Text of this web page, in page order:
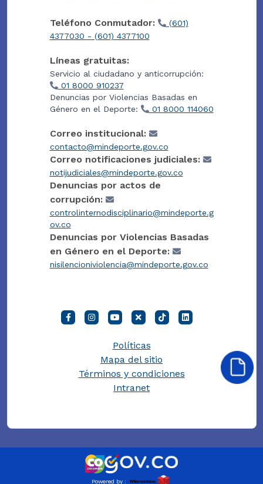
Teléfono Conmutador:
(601)
4377030 - (601) 4377100
Líneas gratuitas:
Servicio al ciudadano y anticorrupción:
01 8000 910237
Denuncias por Violencias Basadas en
Género en el Deporte:
01 8000 114060
Correo institucional:
contacto@mindeporte.gov.co
Correo notificaciones judiciales:
notijudiciales@mindeporte.gov.co
Denuncias por actos de
corrupción:
controlinternodisciplinario@mindeporte.g
ov.co
Denuncias por Violencias Basadas
en Género en el Deporte:
nisilencioniviolencia@mindeporte.gov.co
Políticas
Mapa del sitio
Términos y condiciones
Intranet
Powered by :